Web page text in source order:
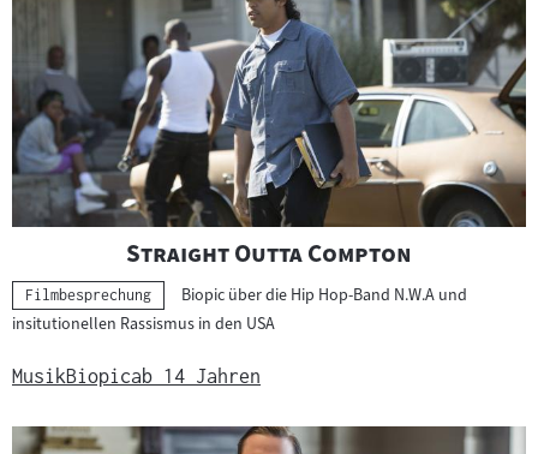
"
Straight Outta Compton
Kategorie:
Filmbesprechung
Biopic über die Hip Hop-Band N.W.A und
insitutionellen Rassismus in den USA
MusikBiopicab 14 Jahren